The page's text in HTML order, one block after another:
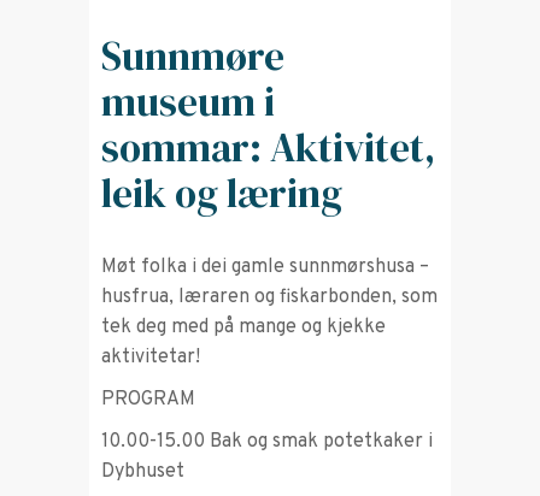
Sunnmøre
museum i
sommar: Aktivitet,
leik og læring
Møt folka i dei gamle sunnmørshusa –
husfrua, læraren og fiskarbonden, som
tek deg med på mange og kjekke
aktivitetar!
PROGRAM
10.00-15.00 Bak og smak potetkaker i
Dybhuset